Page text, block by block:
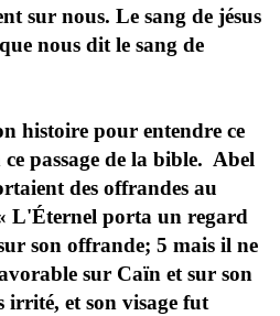
sur nous. Le sang de jésus
nous dit le sang de
histoire pour entendre ce
passage de la bible. Abel
des offrandes au
L'Éternel porta un regard
son offrande; 5 mais il ne
sur Caïn et sur son
et son visage fut